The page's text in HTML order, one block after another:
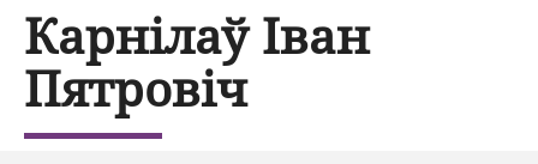
Карнілаў Іван
Пятровіч